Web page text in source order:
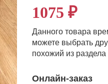
1075 ₽
Данного товара
можете выбрать
похожий из раздела
Онлайн-заказ